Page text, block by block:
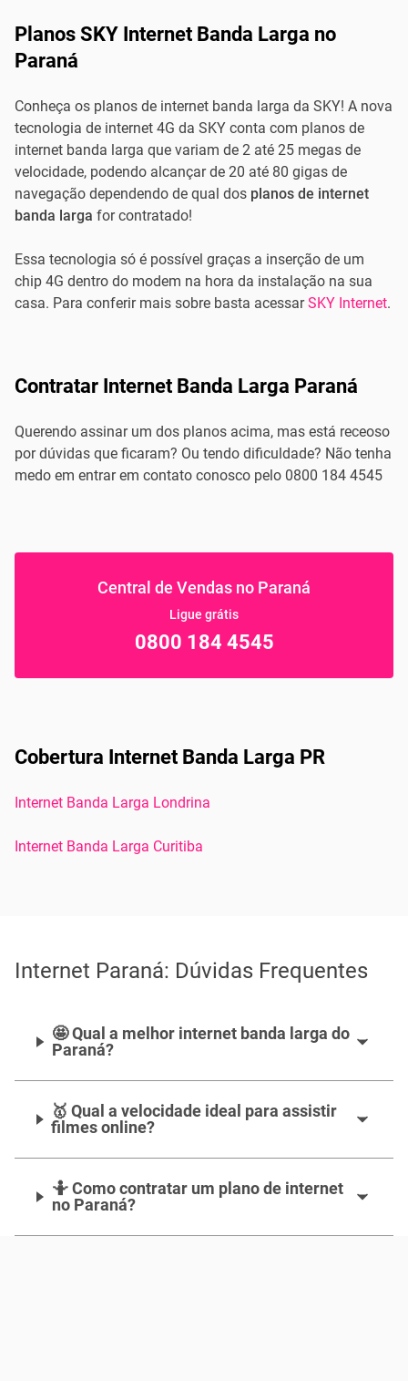
Planos SKY Internet Banda Larga no
Paraná
Conheça os planos de internet banda larga da SKY! A nova
tecnologia de internet 4G da SKY conta com planos de
internet banda larga que variam de 2 até 25 megas de
velocidade, podendo alcançar de 20 até 80 gigas de
navegação dependendo de qual dos planos de internet
banda larga for contratado!
Essa tecnologia só é possível graças a inserção de um
chip 4G dentro do modem na hora da instalação na sua
casa. Para conferir mais sobre basta acessarSKY Internet.
Contratar Internet Banda Larga Paraná
Querendo assinar um dos planos acima, mas está receoso
por dúvidas que ficaram? Ou tendo dificuldade? Não tenha
medo em entrar em contato conosco pelo 0800 184 4545
Central de Vendas no Paraná
Ligue grátis
0800 184 4545
Cobertura Internet Banda Larga PR
Internet Banda Larga Londrina
Internet Banda Larga Curitiba
Internet Paraná: Dúvidas Frequentes
🤩 Qual a melhor internet banda larga do
Paraná?
🥇 Qual a velocidade ideal para assistir
filmes online?
🤷‍️ Como contratar um plano de internet
no Paraná?